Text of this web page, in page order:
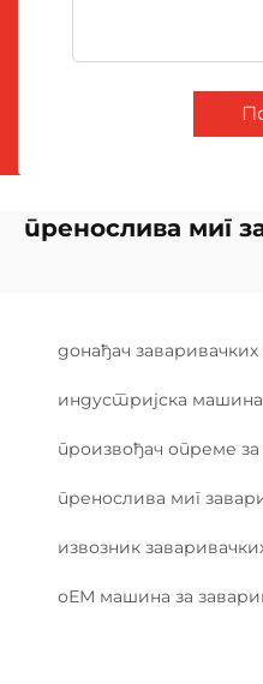
пренослива миг
донађач
индустријска
произвођач опреме
пренослива миг
извозник
оЕМ машина за